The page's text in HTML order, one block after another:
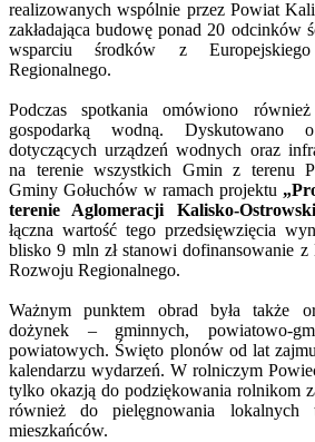
realizowanych wspólnie przez Powiat
zakładająca budowę ponad 20 odcinków
wsparciu środków z
Regionalnego.
Podczas spotkania omówiono
gospodarką wodną. Dyskutowano
dotyczących urządzeń wodnych oraz
na terenie wszystkich Gmin z terenu
Gminy Gołuchów w ramach projektu
terenie Aglomeracji Kalisko-
łączna wartość tego przedsięwzięcia
blisko 9 mln zł stanowi dofinansowanie z
Rozwoju Regionalnego.
Ważnym punktem obrad była także
dożynek – gminnych, powiatowo-
powiatowych. Święto plonów od lat
kalendarzu wydarzeń. W rolniczym
tylko okazją do podziękowania rolnikom
również do pielęgnowania lokalnych
mieszkańców.